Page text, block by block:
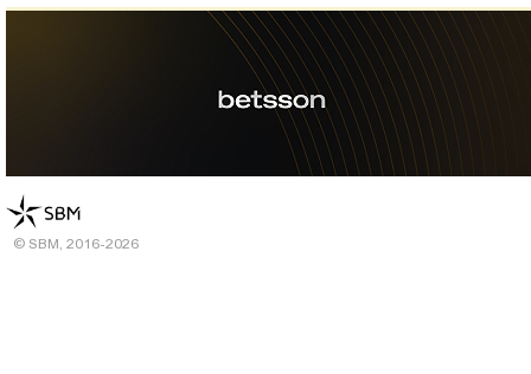
© SBM, 2016-2026